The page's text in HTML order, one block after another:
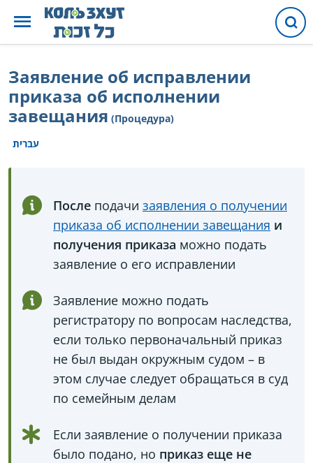
Заявление об исправлении
приказа об исполнении
завещания (Процедура)
עברית
После подачи заявления о получении
приказа об исполнении завещания и
получения приказа можно подать
заявление о его исправлении
Заявление можно подать
регистратору по вопросам наследства,
если только первоначальный приказ
не был выдан окружным судом – в
этом случае следует обращаться в суд
по семейным делам
Если заявление о получении приказа
было подано, но приказ еще не